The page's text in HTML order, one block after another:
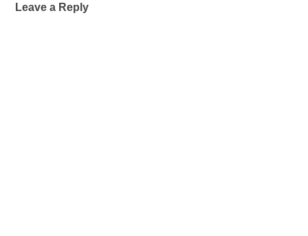
Leave a Reply